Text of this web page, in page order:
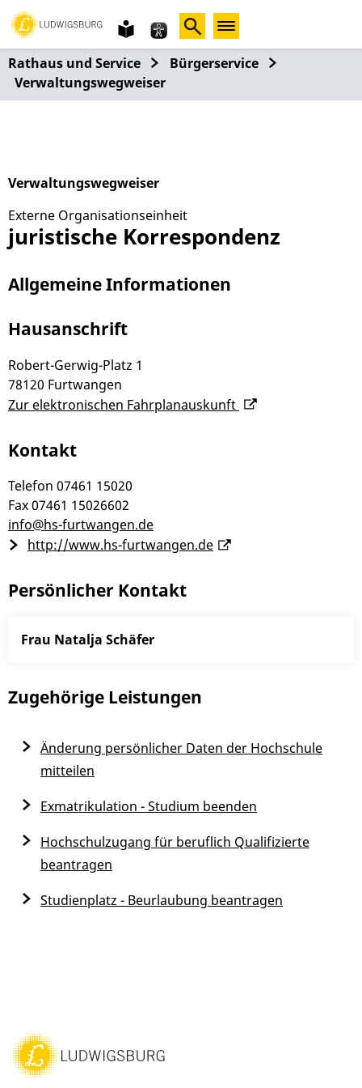
Gebärdensprache
leichte
Sprache
Rathaus und Service
Bürgerservice
Verwaltungswegweiser
Verwaltungswegweiser
Externe Organisationseinheit
juristische Korrespondenz
Allgemeine Informationen
Hausanschrift
Robert-Gerwig-Platz 1
78120 Furtwangen
Zur elektronischen Fahrplanauskunft
Kontakt
Telefon 07461 15020
Fax07461 15026602
info@hs-furtwangen.de
http://www.hs-furtwangen.de
Persönlicher Kontakt
Frau Natalja Schäfer
Zugehörige Leistungen
Änderung persönlicher Daten der Hochschule
mitteilen
Exmatrikulation - Studium beenden
Hochschulzugang für beruflich Qualifizierte
beantragen
Studienplatz - Beurlaubung beantragen